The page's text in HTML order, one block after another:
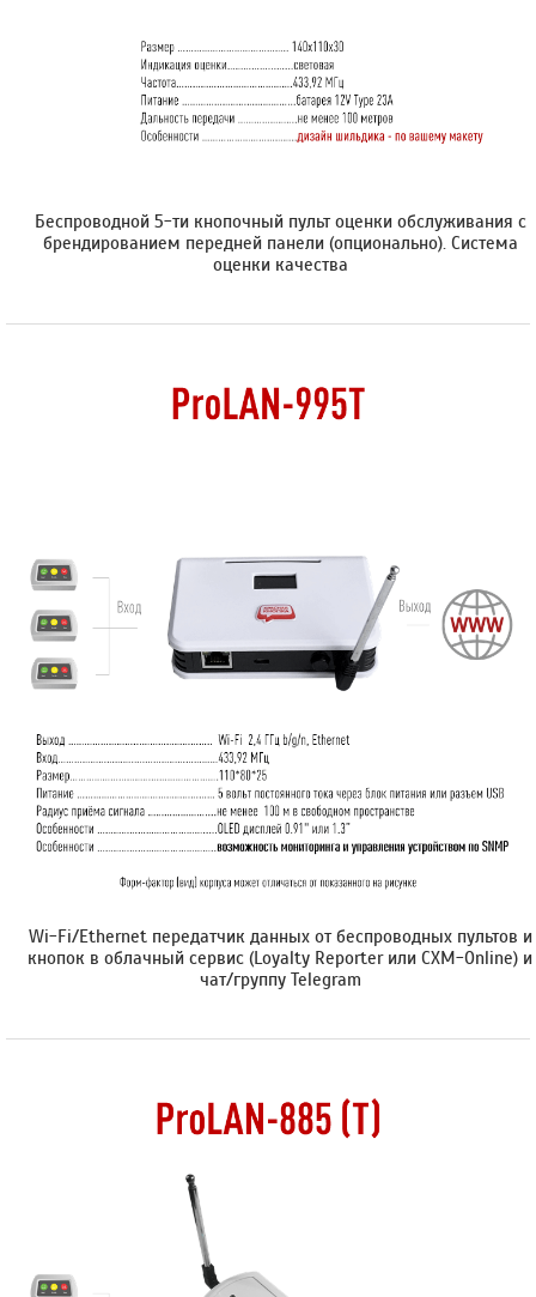
Беспроводной 5-ти кнопочный пульт оценки обслуживания с
брендированием передней панели (опционально). Cистема
оценки качества
Wi-Fi/Ethernet передатчик данных от беспроводных пультов и
кнопок в облачный сервис (Loyalty Reporter или CXM-Online) и
чат/группу Telegram